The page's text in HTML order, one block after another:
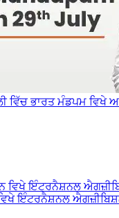
ਵਿੱਚ ਭਾਰਤ ਮੰਡਪਮ ਵਿਖੇ
ਵਿਖੇ ਇੰਟਰਨੈਸ਼ਨਲ